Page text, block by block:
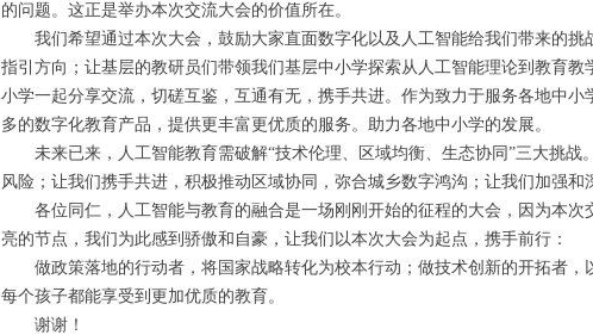
的问题。这正是举办本次交流大会的价值所在。
我们希望通过本次大会，鼓励大家直面数字化以及人工智能给我们带来的
指引方向；让基层的教研员们带领我们基层中小学探索从人工智能理论到教育
小学一起分享交流，切磋互鉴，互通有无，携手共进。作为致力于服务各地中
多的数字化教育产品，提供更丰富更优质的服务。助力各地中小学的发展。
未来已来，人工智能教育需破解“技术伦理、区域均衡、生态协同”三大挑
风险；让我们携手共进，积极推动区域协同，弥合城乡数字鸿沟；让我们加强和
各位同仁，人工智能与教育的融合是一场刚刚开始的征程的大会，因为本
亮的节点，我们为此感到骄傲和自豪，让我们以本次大会为起点，携手前行：
做政策落地的行动者，将国家战略转化为校本行动；做技术创新的开拓者
每个孩子都能享受到更加优质的教育。
谢谢！